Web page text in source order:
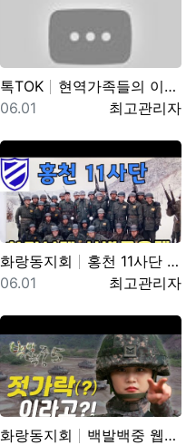
톡TOK
현역가족들의 이야기 _ 카페로 이전하며
등록자
최고관리자
등록일
06.01
화랑동지회
홍천 11사단 신병교육대 /1991년 2월5일~3월22…
등록자
최고관리자
등록일
06.01
화랑동지회
백발백중 웹드라마 시즌5 제1편 '제11기계화보병사단'